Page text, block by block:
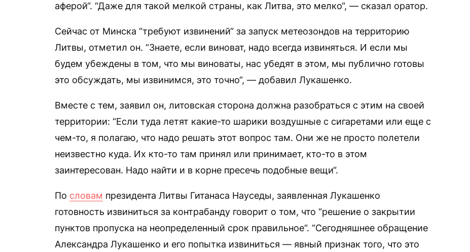
аферой“. “Даже для такой мелкой страны, как Литва, это мелко“, — сказал оратор.
Сейчас от Минска “требуют извинений“ за запуск метеозондов на территорию
Литвы, отметил он. “Знаете, если виноват, надо всегда извиняться. И если мы
будем убеждены в том, что мы виноваты, нас убедят в этом, мы публично готовы
это обсуждать, мы извинимся, это точно“, — добавил Лукашенко.
Вместе с тем, заявил он, литовская сторона должна разобраться с этим на своей
территории: “Если туда летят какие-то шарики воздушные с сигаретами или еще с
чем-то, я полагаю, что надо решать этот вопрос там. Они же не просто полетели
неизвестно куда. Их кто-то там принял или принимает, кто-то в этом
заинтересован. Надо найти и в корне пресечь подобные вещи“.
По словам президента Литвы Гитанаса Науседы, заявленная Лукашенко
готовность извиниться за контрабанду говорит о том, что “решение о закрытии
пунктов пропуска на неопределенный срок правильное“. “Сегодняшнее обращение
Александра Лукашенко и его попытка извиниться — явный признак того, что это